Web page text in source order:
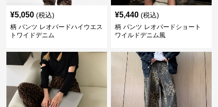
¥5,050 (税込)
柄 パンツ レオパードハイウエス
トワイドデニム
¥5,440 (税込)
柄 パンツ レオパードショート
ワイルドデニム風